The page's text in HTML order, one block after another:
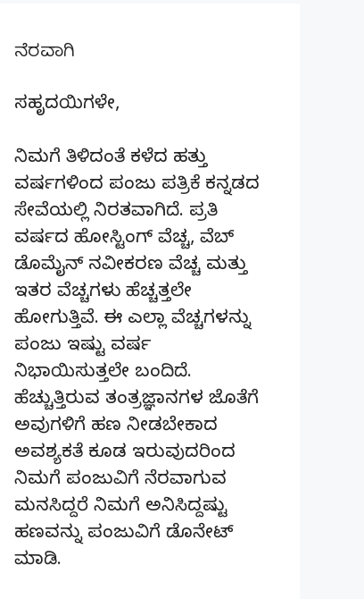
ನೆರವಾಗಿ
ಸಹೃದಯಿಗಳೇ,
ನಿಮಗೆ ತಿಳಿದಂತೆ ಕಳೆದ ಹತ್ತು
ವರ್ಷಗಳಿಂದ ಪಂಜು ಪತ್ರಿಕೆ ಕನ್ನಡದ
ಸೇವೆಯಲ್ಲಿ ನಿರತವಾಗಿದೆ. ಪ್ರತಿ
ವರ್ಷದ ಹೋಸ್ಟಿಂಗ್‌ ವೆಚ್ಚ, ವೆಬ್‌
ಡೊಮೈನ್‌ ನವೀಕರಣ ವೆಚ್ಚ ಮತ್ತು
ಇತರ ವೆಚ್ಚಗಳು ಹೆಚ್ಚತ್ತಲೇ
ಹೋಗುತ್ತಿವೆ. ಈ ಎಲ್ಲಾ ವೆಚ್ಚಗಳನ್ನು
ಪಂಜು ಇಷ್ಟು ವರ್ಷ
ನಿಭಾಯಿಸುತ್ತಲೇ ಬಂದಿದೆ.
ಹೆಚ್ಚುತ್ತಿರುವ ತಂತ್ರಜ್ಞಾನಗಳ ಜೊತೆಗೆ
ಅವುಗಳಿಗೆ ಹಣ ನೀಡಬೇಕಾದ
ಅವಶ್ಯಕತೆ ಕೂಡ ಇರುವುದರಿಂದ
ನಿಮಗೆ ಪಂಜುವಿಗೆ ನೆರವಾಗುವ
ಮನಸಿದ್ದರೆ ನಿಮಗೆ ಅನಿಸಿದ್ದಷ್ಟು
ಹಣವನ್ನು ಪಂಜುವಿಗೆ ಡೊನೇಟ್‌
ಮಾಡಿ.